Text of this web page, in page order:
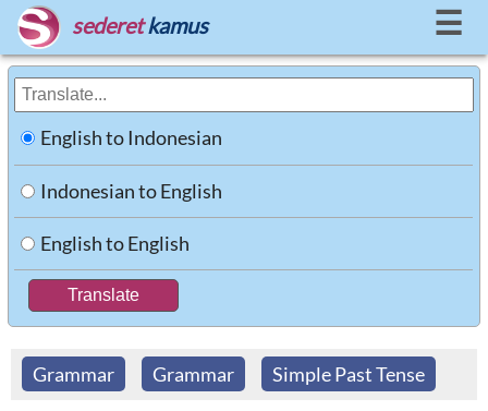
sederet kamus ☰
English to Indonesian
Indonesian to English
English to English
Grammar Grammar Simple Past Tense